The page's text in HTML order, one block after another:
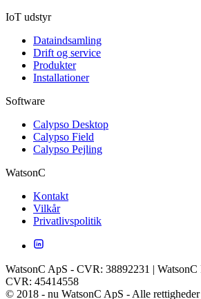
IoT udstyr
Dataindsamling
Drift og service
Produkter
Installationer
Software
Calypso Desktop
Calypso Field
Calypso Pejling
WatsonC
Kontakt
Vilkår
Privatlivspolitik
WatsonC ApS - CVR: 38892231 | WatsonC
CVR: 45414558
© 2018 - nu WatsonC ApS - Alle